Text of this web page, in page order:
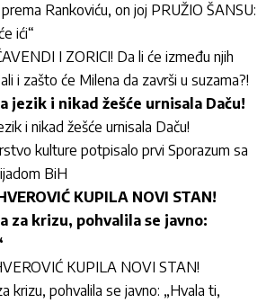
Rankoviću, on joj PRUŽIO ŠANSU:
ići“
I ZORICI! Da li će između njih
i zašto će Milena da završi u suzama?!
jezik i nikad žešće urnisala Daču!
i nikad žešće urnisala Daču!
kulture potpisalo prvi Sporazum sa
BiH
KUPILA NOVI STAN!
za krizu, pohvalila se javno:
KUPILA NOVI STAN!
krizu, pohvalila se javno: „Hvala ti,